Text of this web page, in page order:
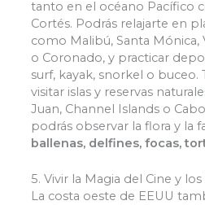
tanto en el océano Pacífico
Cortés. Podrás relajarte en
como Malibú, Santa Mónica,
o Coronado, y practicar
surf, kayak, snorkel o
visitar islas y reservas
Juan, Channel Islands o
podrás observar la flora y la
ballenas, delfines, focas,
5. Vivir la Magia del Cine y
La costa oeste de EEUU